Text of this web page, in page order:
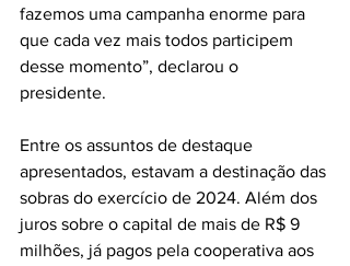
fazemos uma campanha enorme para
que cada vez mais todos participem
desse momento”, declarou o
presidente.
Entre os assuntos de destaque
apresentados, estavam a destinação das
sobras do exercício de 2024. Além dos
juros sobre o capital de mais de R$ 9
milhões, já pagos pela cooperativa aos